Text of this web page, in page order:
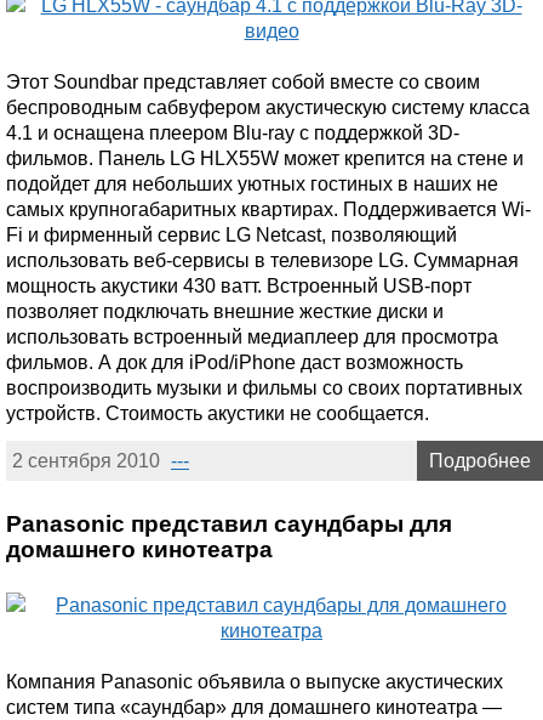
Этот Soundbar представляет собой вместе со своим
беспроводным сабвуфером акустическую систему класса
4.1 и оснащена плеером Blu-ray с поддержкой 3D-
фильмов. Панель LG HLX55W может крепится на стене и
подойдет для небольших уютных гостиных в наших не
самых крупногабаритных квартирах. Поддерживается Wi-
Fi и фирменный сервис LG Netcast, позволяющий
использовать веб-сервисы в телевизоре LG. Суммарная
мощность акустики 430 ватт. Встроенный USB-порт
позволяет подключать внешние жесткие диски и
использовать встроенный медиаплеер для просмотра
фильмов. А док для iPod/iPhone даст возможность
воспроизводить музыки и фильмы со своих портативных
устройств. Стоимость акустики не сообщается.
2 сентября 2010 --- Подробнее
Panasonic представил саундбары для
домашнего кинотеатра
Компания Panasonic объявила о выпуске акустических
систем типа «саундбар» для домашнего кинотеатра —